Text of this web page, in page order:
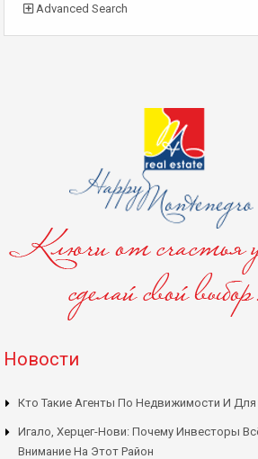
Advanced Search
Новости
Кто Такие Агенты По Недвижимости И
Игало, Херцег-Нови: Почему Инвесторы
Внимание На Этот Район